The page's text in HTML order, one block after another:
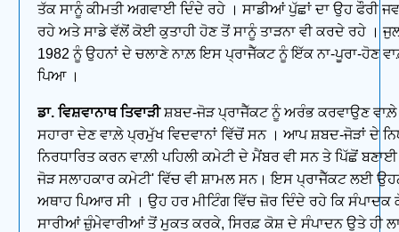
ਤੱਕ ਸਾਨੂੰ ਕੀਮਤੀ ਅਗਵਾਈ ਦਿੰਦੇ ਰਹੇ । ਸਾਡੀਆਂ ਪੁੱਛਾਂ ਦਾ ਉਹ ਫੌਰੀ
ਰਹੇ ਅਤੇ ਸਾਡੇ ਵੱਲੋਂ ਕੋਈ ਕੁਤਾਹੀ ਹੋਣ ਤੋਂ ਸਾਨੂੰ ਤਾੜਨਾ ਵੀ ਕਰਦੇ ਰਹੇ ।
1982 ਨੂੰ ਉਹਨਾਂ ਦੇ ਚਲਾਣੇ ਨਾਲ਼ ਇਸ ਪ੍ਰਾਜੈੱਕਟ ਨੂੰ ਇੱਕ ਨਾ-ਪੂਰਾ-ਹੋਣ
ਪਿਆ ।
ਡਾ. ਵਿਸ਼ਵਾਨਾਥ ਤਿਵਾੜੀਸ਼ਬਦ-ਜੋੜ ਪ੍ਰਾਜੈੱਕਟ ਨੂੰ ਅਰੰਭ ਕਰਵਾਉਣ
ਸਹਾਰਾ ਦੇਣ ਵਾਲ਼ੇ ਪ੍ਰਮੁੱਖ ਵਿਦਵਾਨਾਂ ਵਿੱਚੋਂ ਸਨ । ਆਪ ਸ਼ਬਦ-ਜੋੜਾਂ ਦੇ
ਨਿਰਧਾਰਿਤ ਕਰਨ ਵਾਲ਼ੀ ਪਹਿਲੀ ਕਮੇਟੀ ਦੇ ਮੈਂਬਰ ਵੀ ਸਨ ਤੇ ਪਿੱਛੋਂ
ਜੋੜ ਸਲਾਹਕਾਰ ਕਮੇਟੀ' ਵਿੱਚ ਵੀ ਸ਼ਾਮਲ ਸਨ। ਇਸ ਪ੍ਰਾਜੈੱਕਟ ਲਈ
ਅਥਾਹ ਪਿਆਰ ਸੀ । ਉਹ ਹਰ ਮੀਟਿੰਗ ਵਿੱਚ ਜ਼ੋਰ ਦਿੰਦੇ ਰਹੇ ਕਿ ਸੰਪਾਦਕ
ਸਾਰੀਆਂ ਜ਼ੁੰਮੇਵਾਰੀਆਂ ਤੋਂ ਮੁਕਤ ਕਰਕੇ, ਸਿਰਫ਼ ਕੋਸ਼ ਦੇ ਸੰਪਾਦਨ ਉਤੇ ਹੀ